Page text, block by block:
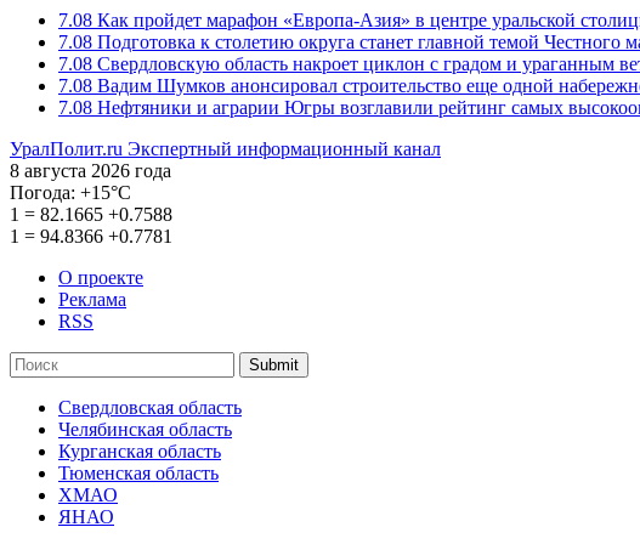
7.08 Как пройдет марафон «Европа-Азия» в центре уральской
7.08 Подготовка к столетию округа станет главной темой Честного
7.08 Свердловскую область накроет циклон с градом и ураганным
7.08 Вадим Шумков анонсировал строительство еще одной
7.08 Нефтяники и аграрии Югры возглавили рейтинг самых
УралПолит.ru Экспертный информационный канал
8 августа 2026 года
Погода: +15°С
1 = 82.1665 +0.7588
1 = 94.8366 +0.7781
О проекте
Реклама
RSS
Submit
Свердловская область
Челябинская область
Курганская область
Тюменская область
ХМАО
ЯНАО